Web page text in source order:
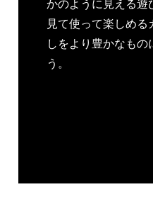
かのように見える遊
見て使って楽しめる
しをより豊かなもの
う。